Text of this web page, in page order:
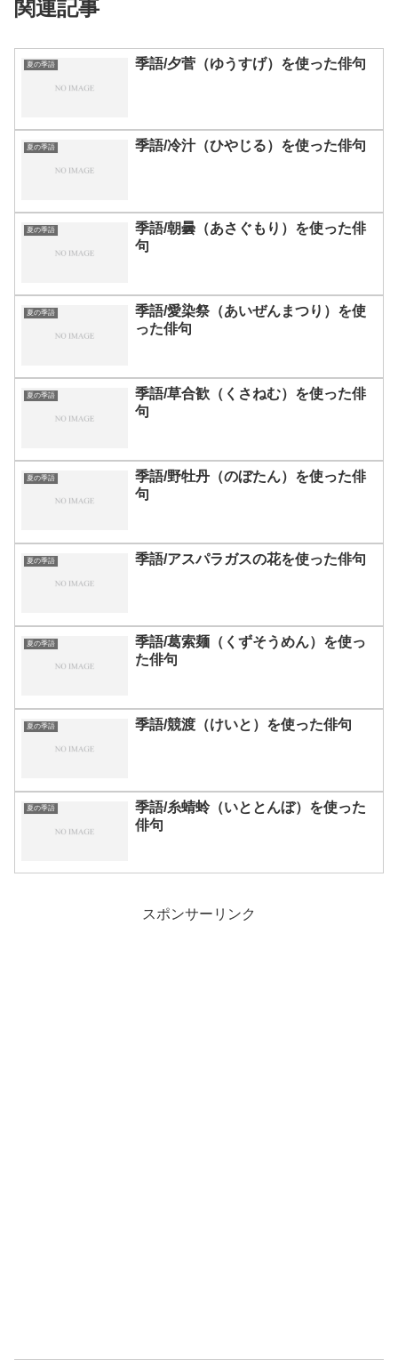
関連記事
夏の季語 季語/夕菅（ゆうすげ）を使った俳句
夏の季語 季語/冷汁（ひやじる）を使った俳句
夏の季語
季語/朝曇（あさぐもり）を使った俳
句
夏の季語
季語/愛染祭（あいぜんまつり）を使
った俳句
夏の季語
季語/草合歓（くさねむ）を使った俳
句
夏の季語
季語/野牡丹（のぼたん）を使った俳
句
夏の季語 季語/アスパラガスの花を使った俳句
夏の季語
季語/葛索麺（くずそうめん）を使っ
た俳句
夏の季語 季語/競渡（けいと）を使った俳句
夏の季語
季語/糸蜻蛉（いととんぼ）を使った
俳句
スポンサーリンク